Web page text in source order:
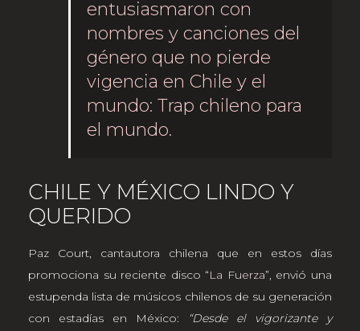
entusiasmaron con
nombres y canciones del
género que no pierde
vigencia en Chile y el
mundo: Trap chileno para
el mundo.
CHILE Y MÉXICO LINDO Y
QUERIDO
Paz Court, cantautora chilena que en estos días
promociona su reciente disco “La Fuerza”, envió una
estupenda lista de músicos chilenos de su generación
con estadías en México:
“Desde el vigorizante y